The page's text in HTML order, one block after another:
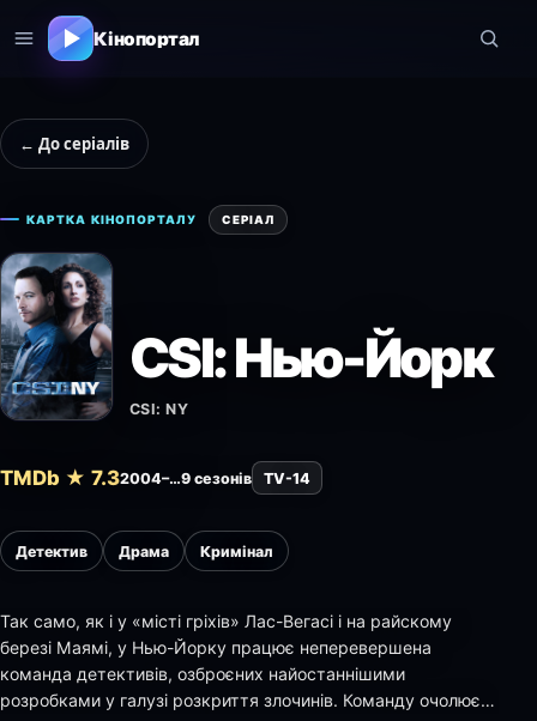
Кінопортал
← До серіалів
КАРТКА КІНОПОРТАЛУ СЕРІАЛ
CSI: Нью-Йорк
CSI: NY
TMDb ★ 7.32004–…9 сезонів TV-14
Детектив Драма Кримінал
Так само, як і у «місті гріхів» Лас-Вегасі і на райскому
березі Маямі, у Нью-Йорку працює неперевершена
команда детективів, озброєних найостаннішими
розробками у галузі розкриття злочинів. Команду очолює